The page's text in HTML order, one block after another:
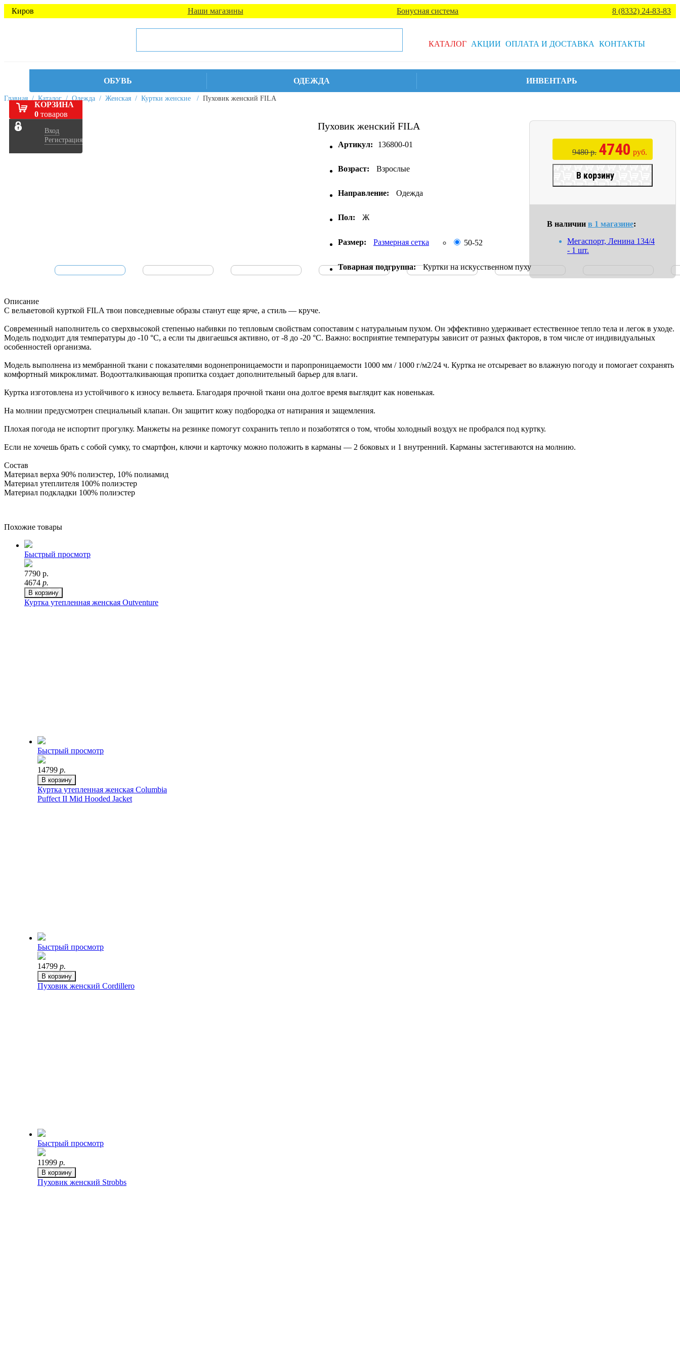
Киров Наши магазины Бонусная система 8 (8332) 24-83-83
КАТАЛОГ АКЦИИ ОПЛАТА И ДОСТАВКА КОНТАКТЫ
ОБУВЬ ОДЕЖДА ИНВЕНТАРЬ
КОРЗИНА
0 товаров
Вход
Регистрация
Главная/Каталог/Одежда / Женская / Куртки женские / Пуховик женский FILA
Пуховик женский FILA
Артикул: 136800-01
Возраст: Взрослые
Направление: Одежда
Пол: Ж
Размер: Размерная сетка 50-52
Товарная подгруппа: Куртки на искусственном пуху
9480 р. 4740 руб.
В корзину
В наличии в 1 магазине:
Мегаспорт, Ленина 134/4
- 1 шт.
Описание
С вельветовой курткой FILA твои повседневные образы станут еще ярче, а стиль — круче.
Современный наполнитель со сверхвысокой степенью набивки по тепловым свойствам сопоставим с натуральным пухом. Он эффективно удерживает естественное тепло тела и легок в уходе.
Модель подходит для температуры до -10 °С, а если ты двигаешься активно, от -8 до -20 °С. Важно: восприятие температуры зависит от разных факторов, в том числе от индивидуальных
особенностей организма.
Модель выполнена из мембранной ткани с показателями водонепроницаемости и паропроницаемости 1000 мм / 1000 г/м2/24 ч. Куртка не отсыревает во влажную погоду и помогает сохранять
комфортный микроклимат. Водоотталкивающая пропитка создает дополнительный барьер для влаги.
Куртка изготовлена из устойчивого к износу вельвета. Благодаря прочной ткани она долгое время выглядит как новенькая.
На молнии предусмотрен специальный клапан. Он защитит кожу подбородка от натирания и защемления.
Плохая погода не испортит прогулку. Манжеты на резинке помогут сохранить тепло и позаботятся о том, чтобы холодный воздух не пробрался под куртку.
Если не хочешь брать с собой сумку, то смартфон, ключи и карточку можно положить в карманы — 2 боковых и 1 внутренний. Карманы застегиваются на молнию.
Состав
Материал верха 90% полиэстер, 10% полиамид
Материал утеплителя 100% полиэстер
Материал подкладки 100% полиэстер
Похожие товары
Быстрый просмотр
7790 р.
4674 р.
В корзину
Куртка утепленная женская Outventure
Быстрый просмотр
14799 р.
В корзину
Куртка утепленная женская Columbia
Puffect II Mid Hooded Jacket
Быстрый просмотр
14799 р.
В корзину
Пуховик женский Cordillero
Быстрый просмотр
11999 р.
В корзину
Пуховик женский Strobbs